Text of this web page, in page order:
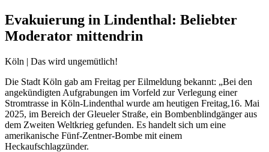
Evakuierung in Lindenthal: Beliebter
Moderator mittendrin
Köln | Das wird ungemütlich!
Die Stadt Köln gab am Freitag per Eilmeldung bekannt: „Bei den
angekündigten Aufgrabungen im Vorfeld zur Verlegung einer
Stromtrasse in Köln-Lindenthal wurde am heutigen Freitag,16. Mai
2025, im Bereich der Gleueler Straße, ein Bombenblindgänger aus
dem Zweiten Weltkrieg gefunden. Es handelt sich um eine
amerikanische Fünf-Zentner-Bombe mit einem
Heckaufschlagzünder.